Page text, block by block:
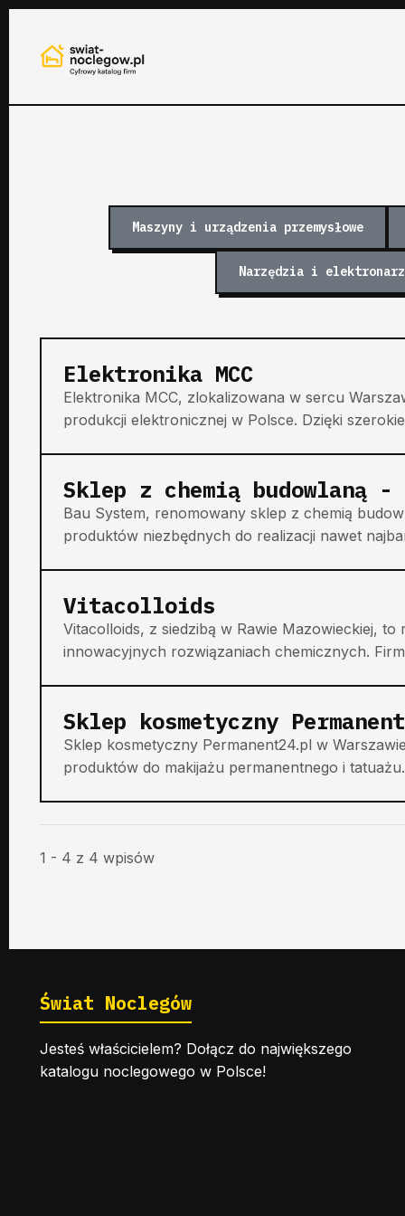
Maszyny i urządzenia przemysłowe
Narzędzia i
Elektronika MCC
Elektronika MCC, zlokalizowana w sercu
produkcji elektronicznej w Polsce. Dzięki
Sklep z chemią budowlaną -
Bau System, renomowany sklep z chemią
produktów niezbędnych do realizacji nawet
Vitacolloids
Vitacolloids, z siedzibą w Rawie Mazowieckiej,
innowacyjnych rozwiązaniach chemicznych.
Sklep kosmetyczny
Sklep kosmetyczny Permanent24.pl w
produktów do makijażu permanentnego i
1 - 4 z 4 wpisów
Świat Noclegów
Jesteś właścicielem? Dołącz do największego
katalogu noclegowego w Polsce!